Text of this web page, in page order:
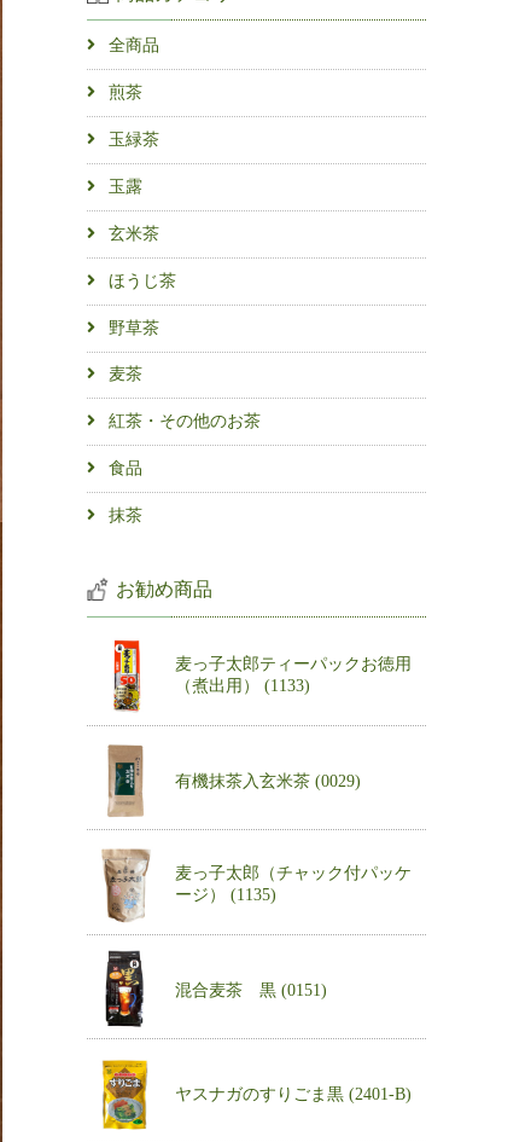
全商品
煎茶
玉緑茶
玉露
玄米茶
ほうじ茶
野草茶
麦茶
紅茶・その他のお茶
食品
抹茶
お勧め商品
麦っ子太郎ティーパックお徳用
（煮出用） (1133)
有機抹茶入玄米茶 (0029)
麦っ子太郎（チャック付パッケ
ージ） (1135)
混合麦茶 黒 (0151)
ヤスナガのすりごま黒 (2401-B)